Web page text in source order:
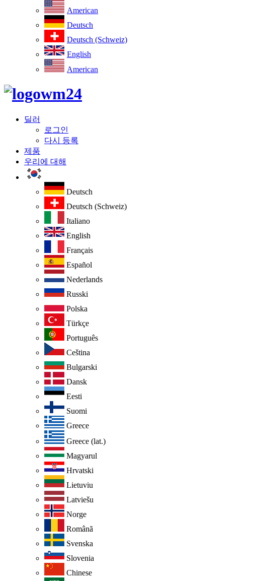
American
Deutsch
Deutsch (Schweiz)
English
American
딜러
로그인
다시 등록
제품
우리에 대해
Deutsch
Deutsch (Schweiz)
Italiano
English
Français
Español
Nederlands
Russki
Polska
Türkçe
Português
Ceština
Bulgarski
Dansk
Eesti
Suomi
Greece
Greece (lat.)
Magyarul
Hrvatski
Lietuviu
Latviešu
Norge
Românã
Svenska
Slovenia
Chinese